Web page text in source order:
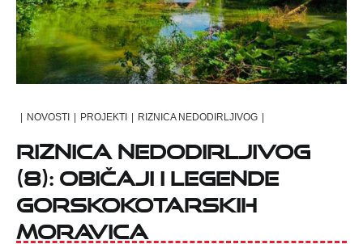
| NOVOSTI | PROJEKTI | RIZNICA NEDODIRLJIVOG |
RIZNICA NEDODIRLJIVOG
(8): OBIČAJI I LEGENDE
GORSKOKOTARSKIH
MORAVICA